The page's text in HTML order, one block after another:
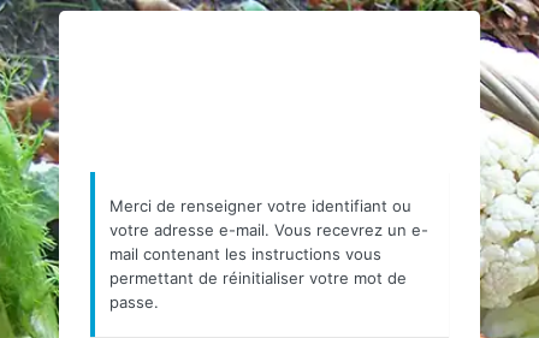
Mot
de
passe
oublié
https://
Merci de renseigner votre identifiant ou
votre adresse e-mail. Vous recevrez un e-
mail contenant les instructions vous
permettant de réinitialiser votre mot de
passe.